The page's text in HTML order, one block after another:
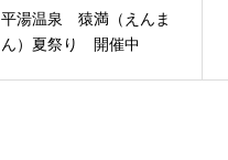
平湯温泉 猿満（えんま
ん）夏祭り 開催中